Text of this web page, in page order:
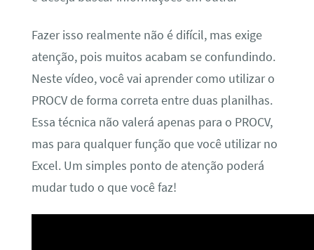
Fazer isso realmente não é difícil, mas exige
atenção, pois muitos acabam se confundindo.
Neste vídeo, você vai aprender como utilizar o
PROCV de forma correta entre duas planilhas.
Essa técnica não valerá apenas para o PROCV,
mas para qualquer função que você utilizar no
Excel. Um simples ponto de atenção poderá
mudar tudo o que você faz!